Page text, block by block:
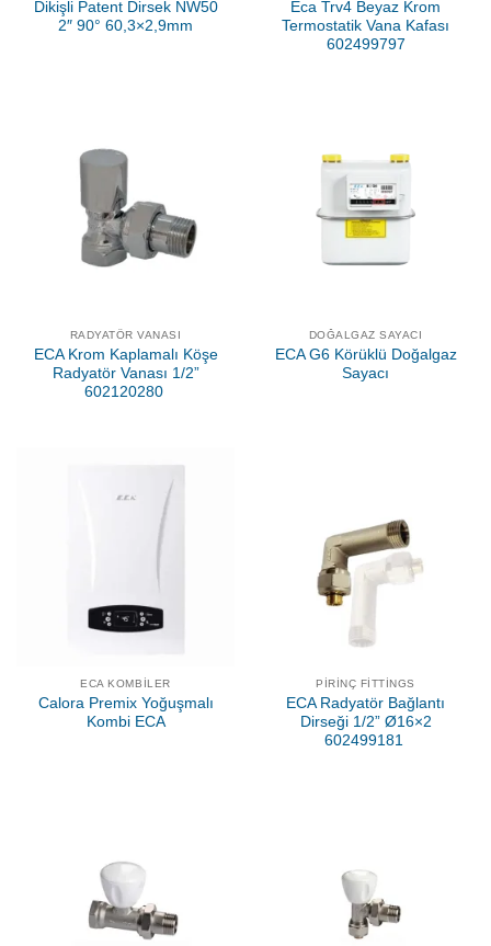
Dikişli Patent Dirsek NW50
2″ 90° 60,3×2,9mm
Eca Trv4 Beyaz Krom
Termostatik Vana Kafası
602499797
RADYATÖR VANASI
ECA Krom Kaplamalı Köşe
Radyatör Vanası 1/2”
602120280
DOĞALGAZ SAYACI
ECA G6 Körüklü Doğalgaz
Sayacı
ECA KOMBILER
Calora Premix Yoğuşmalı
Kombi ECA
PIRINÇ FITTINGS
ECA Radyatör Bağlantı
Dirseği 1/2” Ø16×2
602499181